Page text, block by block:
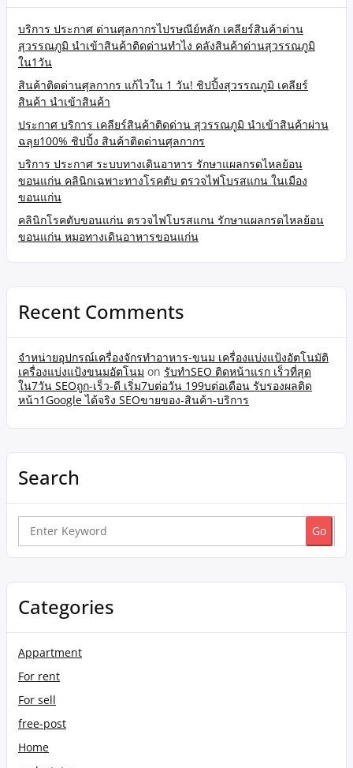
บริการ ประกาศ ด่านศุลกากรไปรษณีย์หลัก เคลียร์สินค้าด่าน
สุวรรณภูมิ นำเข้าสินค้าติดด่านทำไง คลังสินค้าด่านสุวรรณภูมิ
ใน1วัน
สินค้าติดด่านศุลกากร แก้ไวใน 1 วัน! ชิปปิ้งสุวรรณภูมิ เคลียร์
สินค้า นำเข้าสินค้า
ประกาศ บริการ เคลียร์สินค้าติดด่าน สุวรรณภูมิ นำเข้าสินค้าผ่าน
ฉลุย100% ชิปปิ้ง สินค้าติดด่านศุลกากร
บริการ ประกาศ ระบบทางเดินอาหาร รักษาแผลกรดไหลย้อน
ขอนแก่น คลินิกเฉพาะทางโรคตับ ตรวจไฟโบรสแกน ในเมือง
ขอนแก่น
คลินิกโรคตับขอนแก่น ตรวจไฟโบรสแกน รักษาแผลกรดไหลย้อน
ขอนแก่น หมอทางเดินอาหารขอนแก่น
Recent Comments
จำหน่ายอุปกรณ์เครื่องจักรทำอาหาร-ขนม เครื่องแบ่งแป้งอัตโนมัติ
เครื่องแบ่งแป้งขนมอัตโนม on รับทำSEO ติดหน้าแรก เร็วที่สุด
ใน7วัน SEOถูก-เร็ว-ดี เริ่ม7บต่อวัน 199บต่อเดือน รับรองผลติด
หน้า1Google ได้จริง SEOขายของ-สินค้า-บริการ
Search
Search
Categories
Appartment
For rent
For sell
free-post
Home